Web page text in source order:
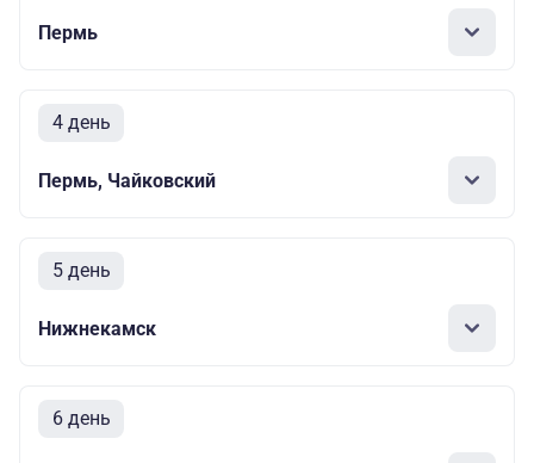
Пермь
4 день
Пермь, Чайковский
5 день
Нижнекамск
6 день